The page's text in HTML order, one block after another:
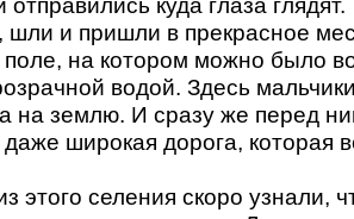
и пришли в прекрасное
на котором можно было
водой. Здесь
на землю. И сразу же перед
широкая дорога, которая
этого селения скоро узнали,